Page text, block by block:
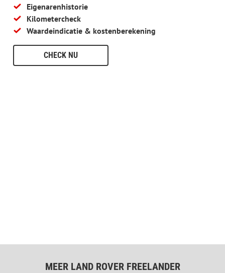
Eigenarenhistorie
Kilometercheck
Waardeindicatie & kostenberekening
CHECK NU
MEER LAND ROVER FREELANDER